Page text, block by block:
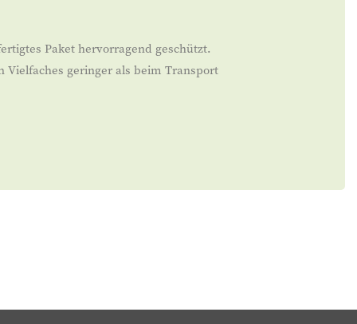
Paket hervorragend geschützt.
Vielfaches geringer als beim Transport